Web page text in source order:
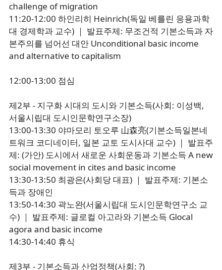
challenge of migration
11:20-12:00 하인리히 Heinrich(독일 베를린 응용과학
대 경제학과 교수) ｜ 발표주제: 무조건적 기본소득과 자
본주의를 넘어선 대안 Unconditional basic income
and alternative to capitalism
12:00-13:00 점심
제2부 - 지구화 시대의 도시와 기본소득(사회: 이성백,
서울시립대 도시인문학연구소장)
13:00-13:30 야마모리 토오루 山森亮(기본소득일본네
트워크 코디네이터, 일본 교토 도시사대 교수) ｜ 발표주
제: (가안) 도시에서 새로운 사회운동과 기본소득 A new
social movement in cites and basic income
13:30-13:50 최광은(사회당 대표) ｜ 발표주제: 기본소
득과 장애인
13:50-14:30 곽노완(서울시립대 도시인문학연구소 교
수) ｜ 발표주제: 글로컬 아고라와 기본소득 Glocal
agora and basic income
14:30-14:40 휴식
제3부 - 기본소득과 산업정책(사회: ?)